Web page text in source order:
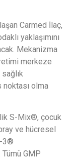
Carmed İlaç,
yaklaşımını
Mekanizma
merkeze
olma
S-Mix®, çocuk
ve hücresel
3®
GMP